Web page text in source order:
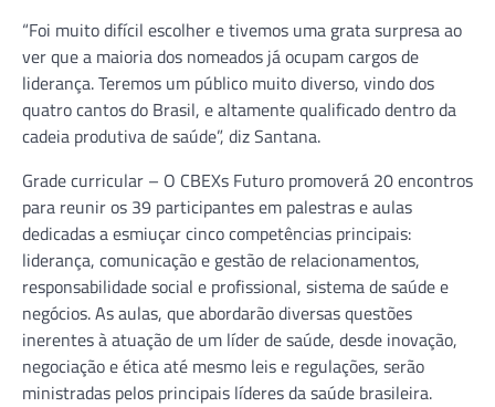
“Foi muito difícil escolher e tivemos uma grata surpresa ao
ver que a maioria dos nomeados já ocupam cargos de
liderança. Teremos um público muito diverso, vindo dos
quatro cantos do Brasil, e altamente qualificado dentro da
cadeia produtiva de saúde”, diz Santana.
Grade curricular – O CBEXs Futuro promoverá 20 encontros
para reunir os 39 participantes em palestras e aulas
dedicadas a esmiuçar cinco competências principais:
liderança, comunicação e gestão de relacionamentos,
responsabilidade social e profissional, sistema de saúde e
negócios. As aulas, que abordarão diversas questões
inerentes à atuação de um líder de saúde, desde inovação,
negociação e ética até mesmo leis e regulações, serão
ministradas pelos principais líderes da saúde brasileira.